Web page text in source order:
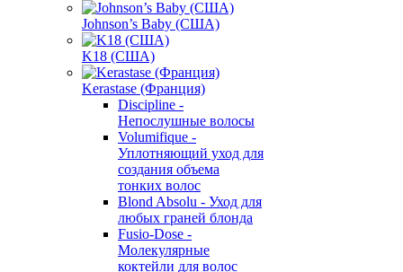
Johnson’s Baby (США)
K18 (США)
Kerastase (Франция)
Discipline -
Непослушные волосы
Volumifique -
Уплотняющий уход для
создания объема
тонких волос
Blond Absolu - Уход для
любых граней блонда
Fusio-Dose -
Молекулярные
коктейли для волос